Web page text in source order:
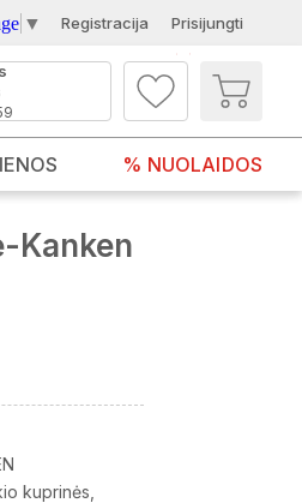
▼ Registracija Prisijungti
% NUOLAIDOS
Kanken
kuprinės